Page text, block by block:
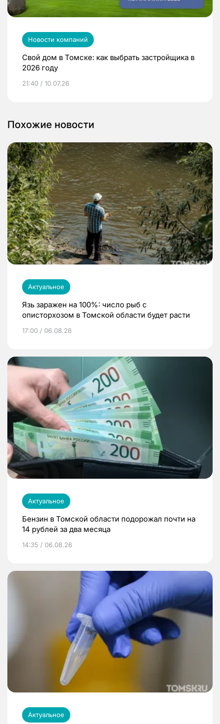
Новости компаний
Свой дом в Томске: как выбрать застройщика в
2026 году
21:40 / 10.07.26
Похожие новости
Актуальное
Язь заражен на 100%: число рыб с
описторхозом в Томской области будет расти
17:00 / 06.08.26
Актуальное
Бензин в Томской области подорожал почти на
14 рублей за два месяца
14:35 / 06.08.26
Актуальное